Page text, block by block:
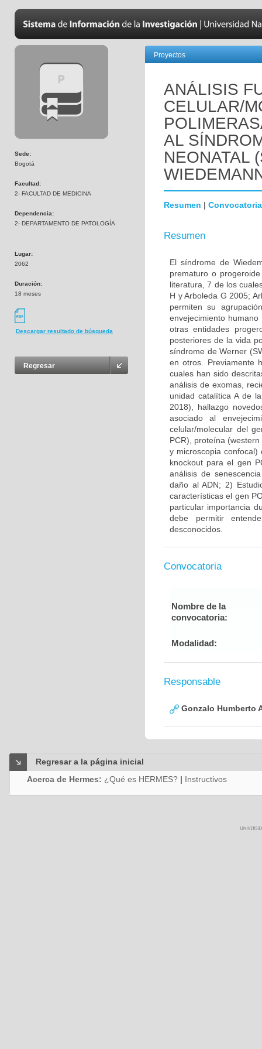
Sede:
Bogotá
Facultad:
2- FACULTAD DE MEDICINA
Dependencia:
2- DEPARTAMENTO DE PATOLOGÍA
Lugar:
2062
Duración:
18 meses
Descargar resultado de búsqueda
Regresar
Proyectos
ANÁLISIS
CELULAR/
AL
NEONATAL
Resumen | Convocatoria
Resumen
El síndrome de
prematuro o
literatura, 7 de los
H y Arboleda G 2005;
permiten su
envejecimiento
otras entidades
posteriores de la vida
síndrome de Werner
en otros. Previamente
cuales han sido
análisis de exomas,
unidad catalítica A de
2018), hallazgo
asociado al
celular/molecular del
PCR), proteína
y microscopia
knockout para el gen
análisis de
daño al ADN; 2)
características el gen
particular importancia
debe permitir
desconocidos.
Convocatoria
Nombre de la
convocatoria:
Modalidad:
Responsable
Gonzalo Humberto
Regresar a la página inicial
Acerca de Hermes: ¿Qué es HERMES? | Instructivos